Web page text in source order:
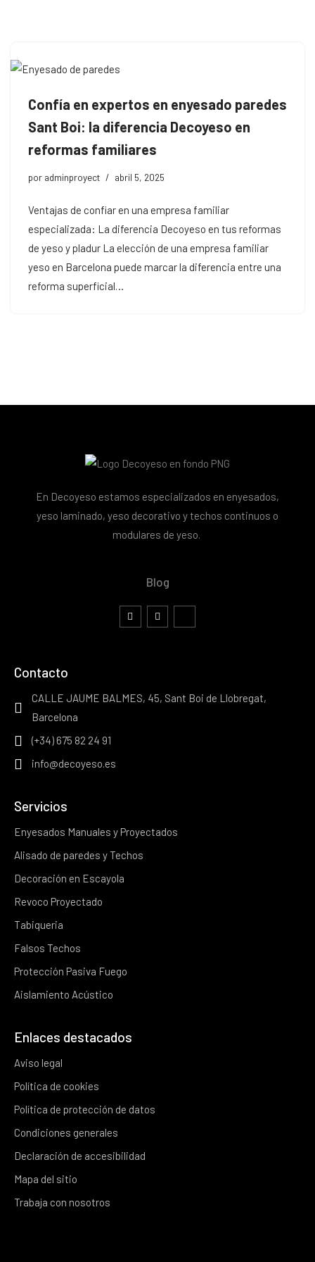
al
contenido
Confía en expertos en enyesado paredes
Sant Boi: la diferencia Decoyeso en
reformas familiares
por adminproyect abril 5, 2025
Ventajas de confiar en una empresa familiar
especializada: La diferencia Decoyeso en tus reformas
de yeso y pladur La elección de una empresa familiar
yeso en Barcelona puede marcar la diferencia entre una
reforma superficial…
En Decoyeso estamos especializados en enyesados,
yeso laminado, yeso decorativo y techos continuos o
modulares de yeso.
Blog
Contacto
CALLE JAUME BALMES, 45, Sant Boi de Llobregat,
Barcelona
(+34) 675 82 24 91
info@decoyeso.es
Servicios
Enyesados Manuales y Proyectados
Alisado de paredes y Techos
Decoración en Escayola
Revoco Proyectado
Tabiqueria
Falsos Techos
Protección Pasiva Fuego
Aislamiento Acústico
Enlaces destacados
Aviso legal
Política de cookies
Política de protección de datos
Condiciones generales
Declaración de accesibilidad
Mapa del sitio
Trabaja con nosotros